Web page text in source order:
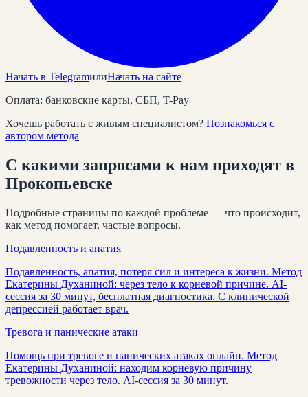
Начать в TelegramилиНачать на сайте
Оплата: банковские карты, СБП, T-Pay
Хочешь работать с живым специалистом? Познакомься с
автором метода
С какими запросами к нам приходят в
Прокопьевске
Подробные страницы по каждой проблеме — что происходит,
как метод помогает, частые вопросы.
Подавленность и апатия
Подавленность, апатия, потеря сил и интереса к жизни. Метод
Екатерины Духаниной: через тело к корневой причине. AI-
сессия за 30 минут, бесплатная диагностика. С клинической
депрессией работает врач.
Тревога и панические атаки
Помощь при тревоге и панических атаках онлайн. Метод
Екатерины Духаниной: находим корневую причину
тревожности через тело. AI-сессия за 30 минут.